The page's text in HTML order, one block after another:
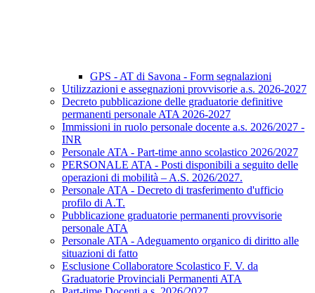
GPS - AT di Savona - Form segnalazioni
Utilizzazioni e assegnazioni provvisorie a.s. 2026-2027
Decreto pubblicazione delle graduatorie definitive
permanenti personale ATA 2026-2027
Immissioni in ruolo personale docente a.s. 2026/2027 -
INR
Personale ATA - Part-time anno scolastico 2026/2027
PERSONALE ATA - Posti disponibili a seguito delle
operazioni di mobilità – A.S. 2026/2027.
Personale ATA - Decreto di trasferimento d'ufficio
profilo di A.T.
Pubblicazione graduatorie permanenti provvisorie
personale ATA
Personale ATA - Adeguamento organico di diritto alle
situazioni di fatto
Esclusione Collaboratore Scolastico F. V. da
Graduatorie Provinciali Permanenti ATA